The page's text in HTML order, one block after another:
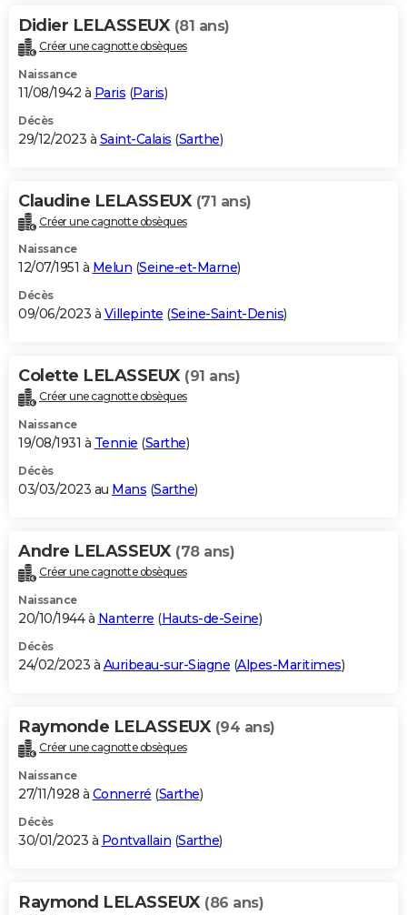
Didier LELASSEUX (81 ans)
Créer une cagnotte obsèques
Naissance
11/08/1942 à Paris (Paris)
Décès
29/12/2023 à Saint-Calais (Sarthe)
Claudine LELASSEUX (71 ans)
Créer une cagnotte obsèques
Naissance
12/07/1951 à Melun (Seine-et-Marne)
Décès
09/06/2023 à Villepinte (Seine-Saint-Denis)
Colette LELASSEUX (91 ans)
Créer une cagnotte obsèques
Naissance
19/08/1931 à Tennie (Sarthe)
Décès
03/03/2023 au Mans (Sarthe)
Andre LELASSEUX (78 ans)
Créer une cagnotte obsèques
Naissance
20/10/1944 à Nanterre (Hauts-de-Seine)
Décès
24/02/2023 à Auribeau-sur-Siagne (Alpes-Maritimes)
Raymonde LELASSEUX (94 ans)
Créer une cagnotte obsèques
Naissance
27/11/1928 à Connerré (Sarthe)
Décès
30/01/2023 à Pontvallain (Sarthe)
Raymond LELASSEUX (86 ans)